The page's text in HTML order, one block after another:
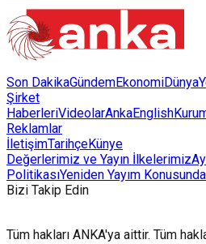
Son DakikaGündemEkonomiDünya
Şirket
HaberleriVideolarAnkaEnglish
Reklamlar
İletişimTarihçeKünye
Değerlerimiz ve Yayın İlkelerimiz
PolitikasıYeniden Yayım
Bizi Takip Edin
Tüm hakları ANKA'ya aittir. Tüm